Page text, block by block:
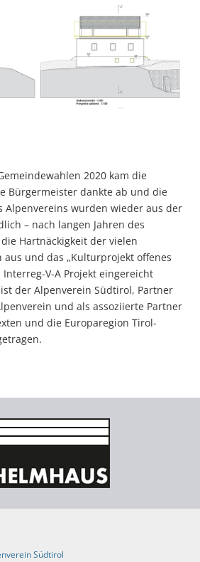
2020 kam die
Bürgermeister dankte ab und die
Alpenvereins wurden wieder aus der
– nach langen Jahren des
Hartnäckigkeit der vielen
aus und das „Kulturprojekt offenes
Interreg-V-A Projekt eingereicht
der Alpenverein Südtirol, Partner
und als assoziierte Partner
und die Europaregion Tirol-
Südtirol